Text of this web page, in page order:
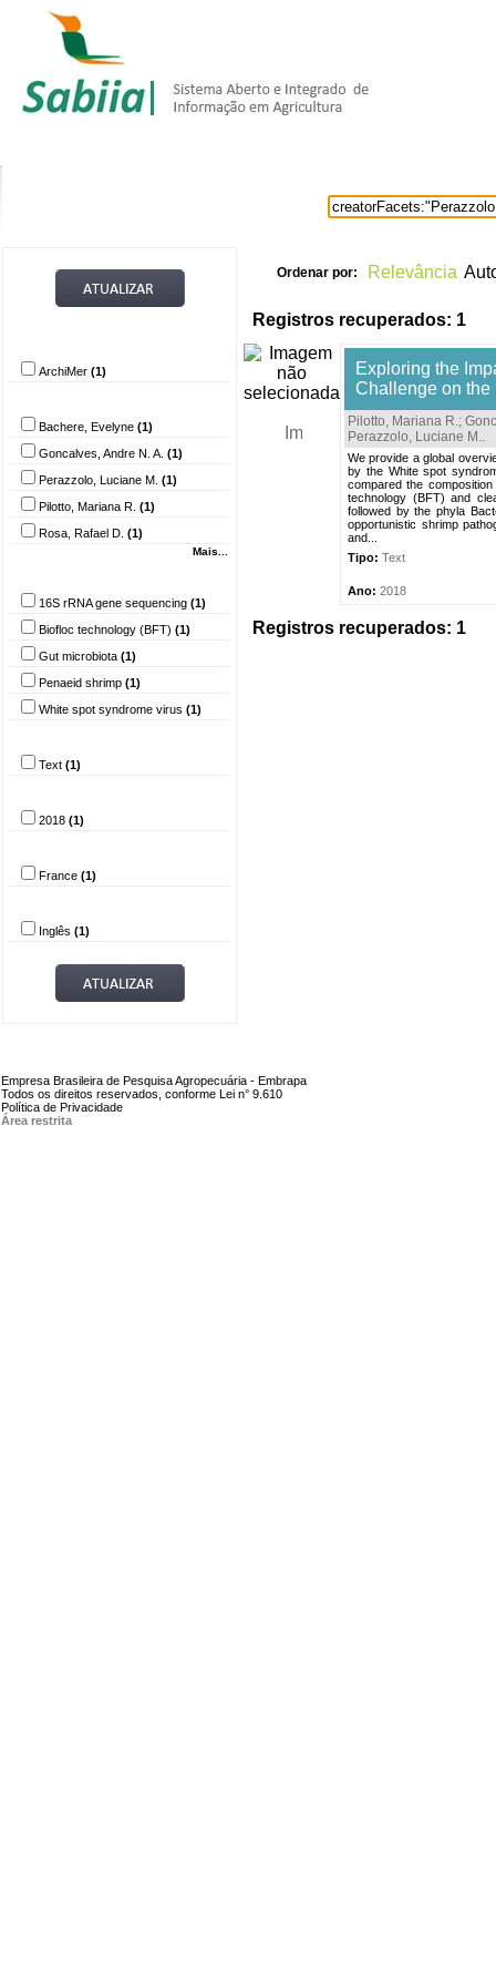
ArchiMer (1)
Bachere, Evelyne (1)
Goncalves, Andre N. A. (1)
Perazzolo, Luciane M. (1)
Pilotto, Mariana R. (1)
Rosa, Rafael D. (1)
Mais...
16S rRNA gene sequencing (1)
Biofloc technology (BFT) (1)
Gut microbiota (1)
Penaeid shrimp (1)
White spot syndrome virus (1)
Text (1)
2018 (1)
France (1)
Inglês (1)
Ordenar por: Relevância
Registros recuperados: 1
Exploring the
Challenge on the
Pilotto, Mariana R.;
Perazzolo, Luciane M..
We provide a global
by the White spot
compared the
technology (BFT) and
followed by the phyla
opportunistic shrimp
and...
Tipo: Text
Ano: 2018
Registros recuperados: 1
Empresa Brasileira de Pesquisa Agropecuária - Embrapa
Todos os direitos reservados, conforme Lei n° 9.610
Política de Privacidade
Área restrita